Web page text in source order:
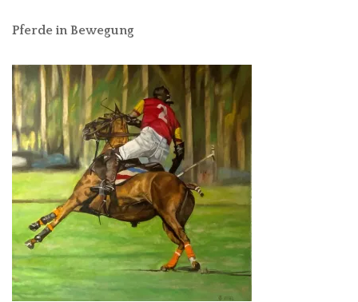
Pferde in Bewegung